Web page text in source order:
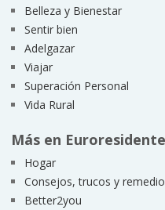
Belleza y Bienestar
Sentir bien
Adelgazar
Viajar
Superación Personal
Vida Rural
Más en
Hogar
Consejos, trucos y
Better2you